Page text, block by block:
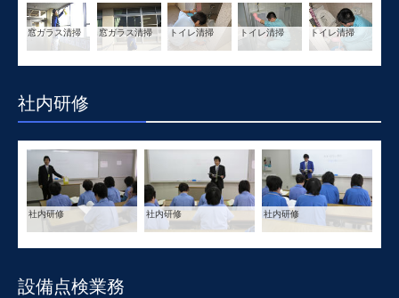
窓ガラス清掃 窓ガラス清掃 トイレ清掃 トイレ清掃 トイレ清掃
社内研修
社内研修 社内研修 社内研修
設備点検業務